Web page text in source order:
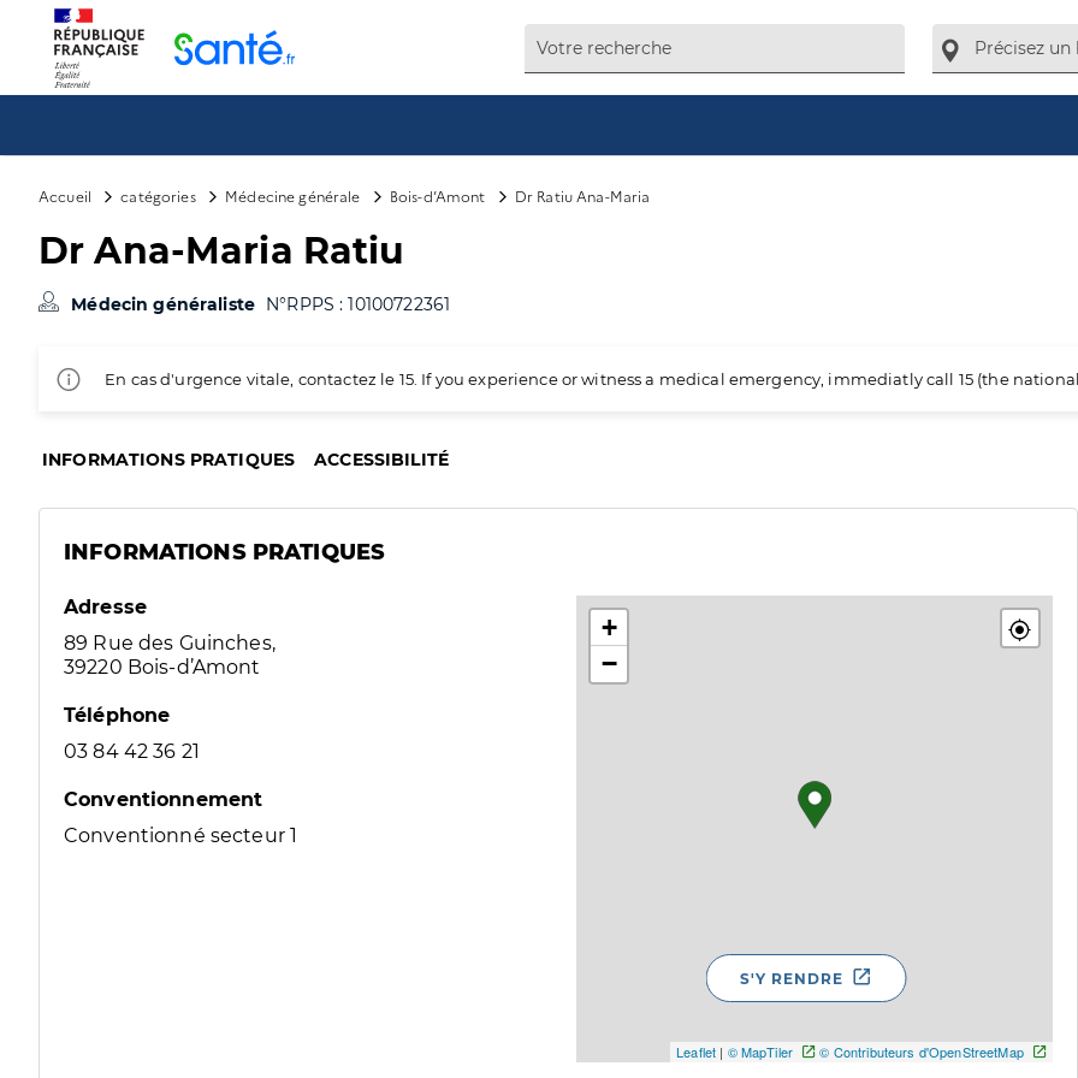
Accueil catégories Médecine générale Bois-d’Amont Dr Ratiu Ana-Maria
Dr Ana-Maria Ratiu
Médecin généraliste N°RPPS : 10100722361
En cas d'urgence vitale, contactez le 15. If you experience or witness a medical emergency, immediatly call 15 (the
INFORMATIONS PRATIQUES ACCESSIBILITÉ
INFORMATIONS PRATIQUES
Adresse
89 Rue des Guinches,
39220 Bois-d’Amont
Téléphone
03 84 42 36 21
Conventionnement
Conventionné secteur 1
+
−
Leaflet | © MapTiler © Contributeurs d'OpenStreetMap
S'Y RENDRE
Panneau de gestion des cookies